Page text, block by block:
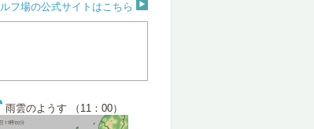
フ場の公式サイトはこちら
雨雲のようす （11：00）